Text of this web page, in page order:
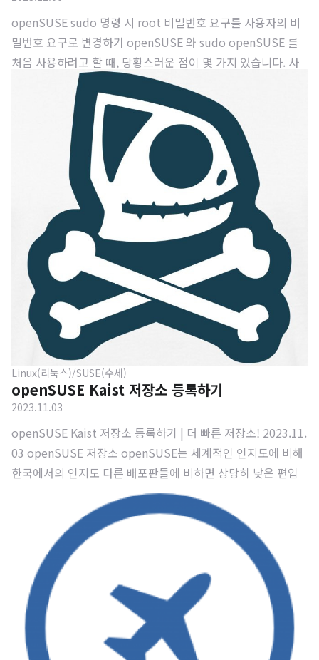
openSUSE sudo 명령 시 root 비밀번호 요구를 사용자의 비
밀번호 요구로 변경하기 openSUSE 와 sudo openSUSE 를
처음 사용하려고 할 때, 당황스러운 점이 몇 가지 있습니다. 사
실, 혼자서 사용할 때는 그다지 당황스럽지 않습니다만, 여러명
이 동시에 사용하는 컴퓨터이거나 관리를 위해 여러 사용자들
이 이용해야 하는 서버 환경에서는 이전까지 쉽게 경험해보지
못 했던 상황에 놓이는 경우가 간혹 존재합니다. 저는 우스겟소
리로 "수세스럽다." 라고 표현합니다. 물론, openSUSE 를 비
하하거나 얕잡아 보는 것은 아닙니다. 수세만의 독특한 방식이
라고 해야 옳다고 봅니다. openSUSE 를 사용하기 위해서 또
는, openSUSE 에 대한 정보를 알고자 이 블로그를 방문하셨을
텐데, 처음 ..
Linux(리눅스)/SUSE(수세)
openSUSE Kaist 저장소 등록하기
2023.11.03
openSUSE Kaist 저장소 등록하기 | 더 빠른 저장소! 2023.11.
03 openSUSE 저장소 openSUSE는 세계적인 인지도에 비해
한국에서의 인지도 다른 배포판들에 비하면 상당히 낮은 편입
니다. 이렇게 낮은 대우를 받을 배포판이 아님에도 불구하고 국
내에 공식적으로 지원하는 저장소는 다른 배포판들에 비해 상
당히 적은 편, 거의 없다고 해야 올바른 표현이라고 생각합니다.
현재까지 공식적으로 https://mirrors.opensuse.org/ 에 등
록되어 있는 국내의 저장소는 카이스트 미러와 카카오 미러, 두
곳 뿐 입니다. 그마저도, openSUSE의 롤링 릴리즈판인 Tumb
leweed 는 Kaist Mirror 한 곳에서만 지원하고 있습니다. 기본
저장소를 이용할 수도 있겠지만, 유럽 ..